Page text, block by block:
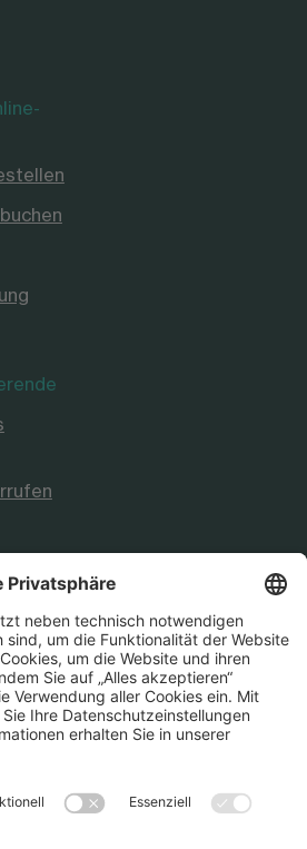
School
ist akkreditiert sowie
anerkannt